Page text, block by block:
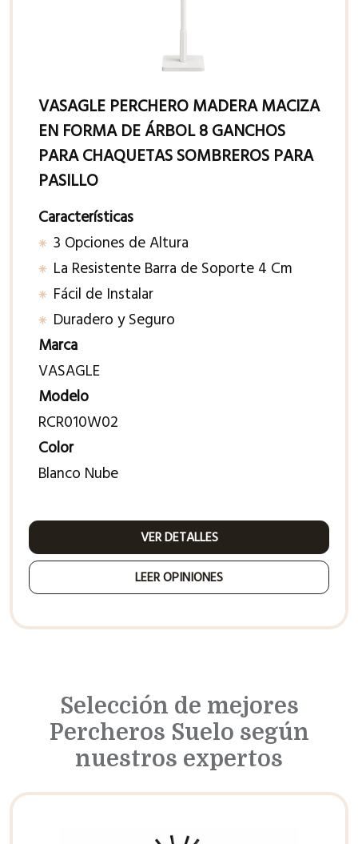
VASAGLE PERCHERO MADERA MACIZA
EN FORMA DE ÁRBOL 8 GANCHOS
PARA CHAQUETAS SOMBREROS PARA
PASILLO
Características
3 Opciones de Altura
La Resistente Barra de Soporte 4 Cm
Fácil de Instalar
Duradero y Seguro
Marca
VASAGLE
Modelo
RCR010W02
Color
Blanco Nube
VER DETALLES
LEER OPINIONES
Selección de mejores
Percheros Suelo según
nuestros expertos